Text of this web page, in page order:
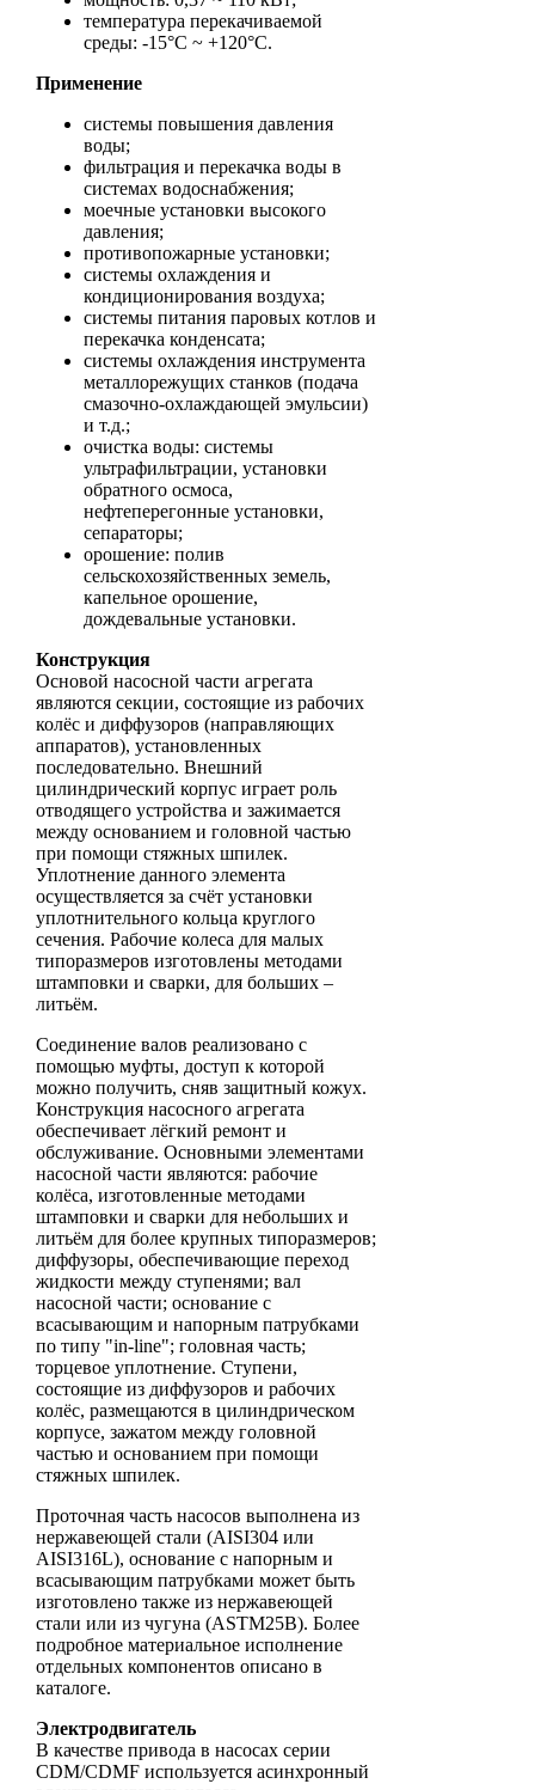
температура перекачиваемой
среды: -15°С ~ +120°С.
Применение
системы повышения давления
воды;
фильтрация и перекачка воды в
системах водоснабжения;
моечные установки высокого
давления;
противопожарные установки;
системы охлаждения и
кондиционирования воздуха;
системы питания паровых котлов и
перекачка конденсата;
системы охлаждения инструмента
металлорежущих станков (подача
смазочно-охлаждающей эмульсии)
и т.д.;
очистка воды: системы
ультрафильтрации, установки
обратного осмоса,
нефтеперегонные установки,
сепараторы;
орошение: полив
сельскохозяйственных земель,
капельное орошение,
дождевальные установки.
Конструкция
Основой насосной части агрегата
являются секции, состоящие из рабочих
колёс и диффузоров (направляющих
аппаратов), установленных
последовательно. Внешний
цилиндрический корпус играет роль
отводящего устройства и зажимается
между основанием и головной частью
при помощи стяжных шпилек.
Уплотнение данного элемента
осуществляется за счёт установки
уплотнительного кольца круглого
сечения. Рабочие колеса для малых
типоразмеров изготовлены методами
штамповки и сварки, для больших –
литьём.
Соединение валов реализовано с
помощью муфты, доступ к которой
можно получить, сняв защитный кожух.
Конструкция насосного агрегата
обеспечивает лёгкий ремонт и
обслуживание. Основными элементами
насосной части являются: рабочие
колёса, изготовленные методами
штамповки и сварки для небольших и
литьём для более крупных типоразмеров;
диффузоры, обеспечивающие переход
жидкости между ступенями; вал
насосной части; основание с
всасывающим и напорным патрубками
по типу "in-line"; головная часть;
торцевое уплотнение. Ступени,
состоящие из диффузоров и рабочих
колёс, размещаются в цилиндрическом
корпусе, зажатом между головной
частью и основанием при помощи
стяжных шпилек.
Проточная часть насосов выполнена из
нержавеющей стали (AISI304 или
AISI316L), основание с напорным и
всасывающим патрубками может быть
изготовлено также из нержавеющей
стали или из чугуна (ASTM25B). Более
подробное материальное исполнение
отдельных компонентов описано в
каталоге.
Электродвигатель
В качестве привода в насосах серии
CDM/CDMF используется асинхронный